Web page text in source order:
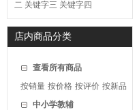
二 关键字三 关键字四
店内商品分类
查看所有商品
按销量 按价格 按评价 按新品
中小学教辅